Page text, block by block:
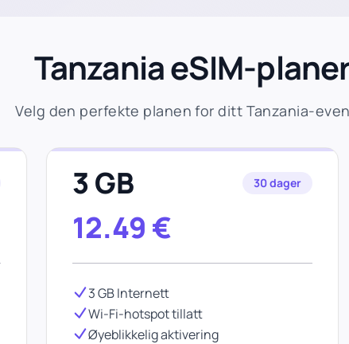
Tanzania eSIM-
Velg den perfekte planen for ditt Tanzania-
3 GB 30 dager
12.49 €
3 GB Internett
Wi-Fi-hotspot tillatt
Øyeblikkelig aktivering